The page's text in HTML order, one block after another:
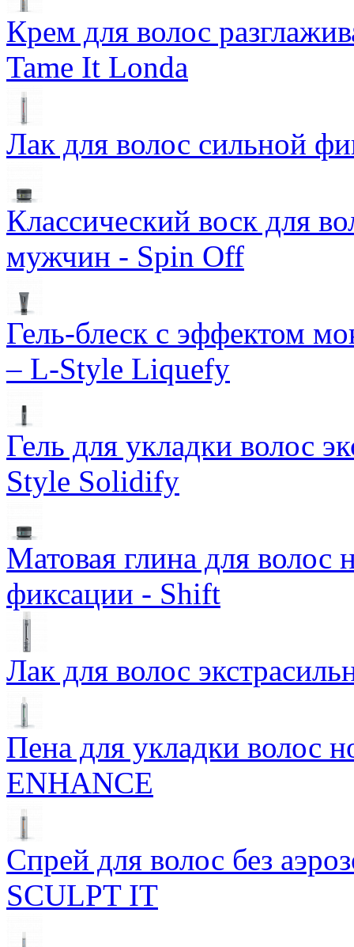
Крем для волос
Tame It Londa
Лак для волос сильной
Классический воск для
мужчин - Spin Off
Гель-блеск с эффектом
– L-Style Liquefy
Гель для укладки волос
Style Solidify
Матовая глина для волос
фиксации - Shift
Лак для волос
Пена для укладки волос
ENHANCE
Спрей для волос без
SCULPT IT